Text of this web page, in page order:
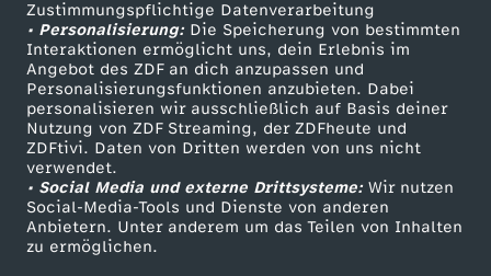
Zustimmungspflichtige Datenverarbeitung
• Personalisierung:Die Speicherung von bestimmten
Interaktionen ermöglicht uns, dein Erlebnis im
Angebot des ZDF an dich anzupassen und
Personalisierungsfunktionen anzubieten. Dabei
personalisieren wir ausschließlich auf Basis deiner
Nutzung von ZDF Streaming, der ZDFheute und
ZDFtivi. Daten von Dritten werden von uns nicht
verwendet.
• Social Media und externe Drittsysteme:Wir nutzen
Social-Media-Tools und Dienste von anderen
Anbietern. Unter anderem um das Teilen von Inhalten
zu ermöglichen.
i
m
n
i
s
Livestreams
Sendungen A-Z
TV-Programm
Zuschauerservice
Hilfe
ZDF Unternehmen
Karriere